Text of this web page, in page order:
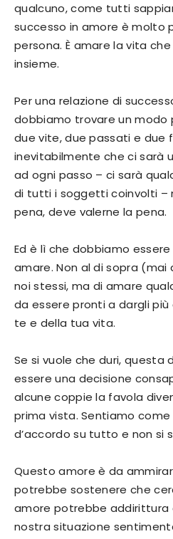
qualcuno, come tutti
successo in amore è molto
persona. È amare la vita
insieme.
Per una relazione di
dobbiamo trovare un modo
due vite, due passati e due
inevitabilmente che ci sarà
ad ogni passo – ci sarà
di tutti i soggetti coinvolti –
pena, deve valerne la pena.
Ed è lì che dobbiamo
amare. Non al di sopra (mai
noi stessi, ma di amare
da essere pronti a dargli
te e della tua vita.
Se si vuole che duri, questa
essere una decisione
alcune coppie la favola
prima vista. Sentiamo
d’accordo su tutto e non si
Questo amore è da
potrebbe sostenere che
amore potrebbe addirittura
nostra situazione